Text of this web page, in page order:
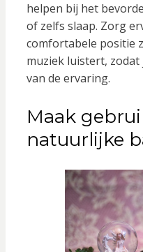
helpen bij het
of zelfs slaap. Zorg
comfortabele positie
muziek luistert,
van de ervaring.
Maak
natuurlijke